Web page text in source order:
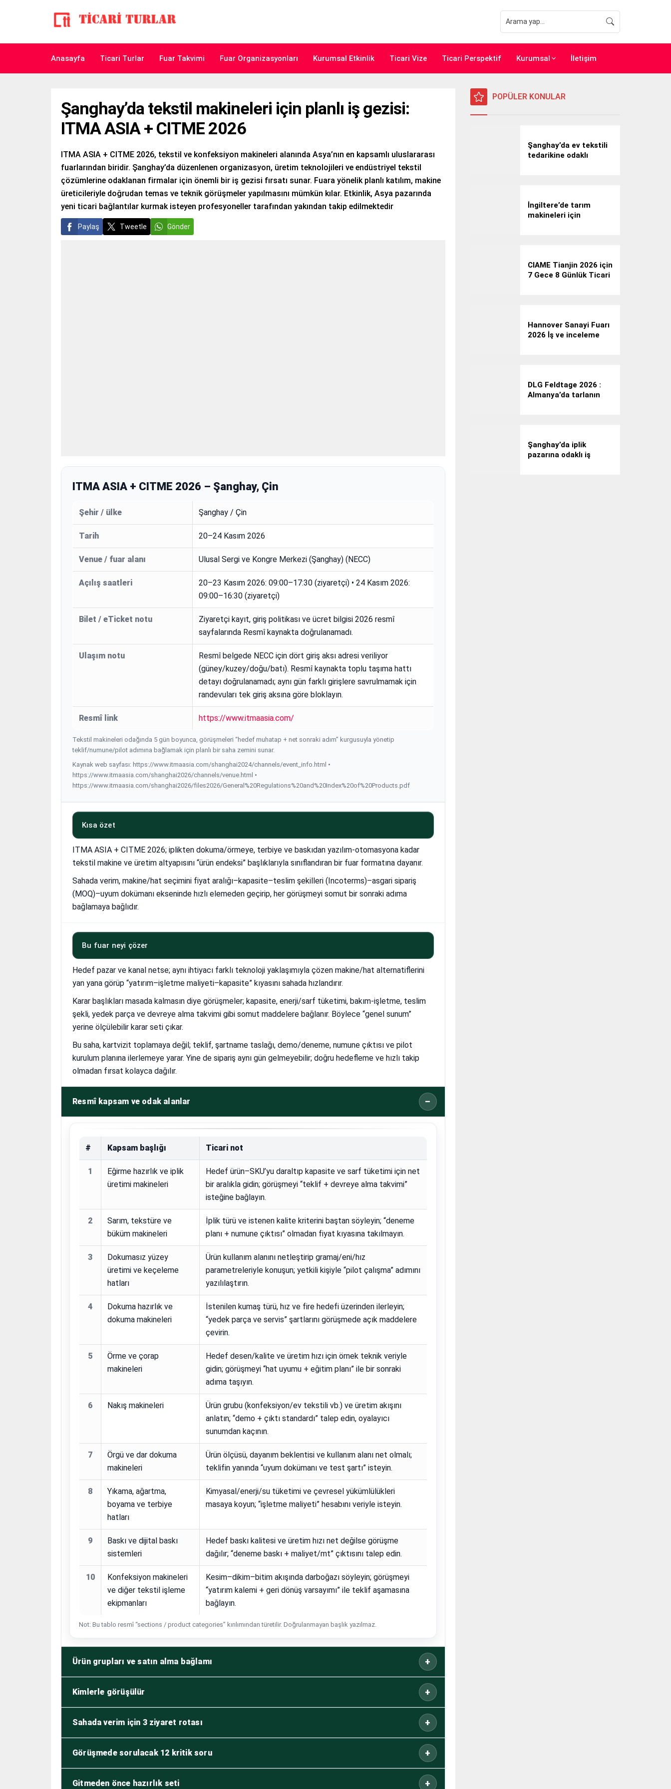
Anasayfa Ticari Turlar Fuar Takvimi Fuar Organizasyonları Kurumsal Etkinlik Ticari Vize Ticari Perspektif Kurumsal İletişim
Şanghay’da tekstil makineleri için planlı iş gezisi:
ITMA ASIA + CITME 2026
ITMA ASIA + CITME 2026, tekstil ve konfeksiyon makineleri alanında Asya’nın en kapsamlı uluslararası
fuarlarından biridir. Şanghay’da düzenlenen organizasyon, üretim teknolojileri ve endüstriyel tekstil
çözümlerine odaklanan firmalar için önemli bir iş gezisi fırsatı sunar. Fuara yönelik planlı katılım, makine
üreticileriyle doğrudan temas ve teknik görüşmeler yapılmasını mümkün kılar. Etkinlik, Asya pazarında
yeni ticari bağlantılar kurmak isteyen profesyoneller tarafından yakından takip edilmektedir
Paylaş Tweetle Gönder
ITMA ASIA + CITME 2026 – Şanghay, Çin
Şehir / ülke Şanghay / Çin
Tarih 20–24 Kasım 2026
Venue / fuar alanı Ulusal Sergi ve Kongre Merkezi (Şanghay) (NECC)
Açılış saatleri
20–23 Kasım 2026: 09:00–17:30 (ziyaretçi) • 24 Kasım 2026:
09:00–16:30 (ziyaretçi)
Bilet / eTicket notu
Ziyaretçi kayıt, giriş politikası ve ücret bilgisi 2026 resmî
sayfalarında Resmî kaynakta doğrulanamadı.
Ulaşım notu
Resmî belgede NECC için dört giriş aksı adresi veriliyor
(güney/kuzey/doğu/batı). Resmî kaynakta toplu taşıma hattı
detayı doğrulanamadı; aynı gün farklı girişlere savrulmamak için
randevuları tek giriş aksına göre bloklayın.
Resmî link https://www.itmaasia.com/
Tekstil makineleri odağında 5 gün boyunca, görüşmeleri “hedef muhatap + net sonraki adım” kurgusuyla yönetip
teklif/numune/pilot adımına bağlamak için planlı bir saha zemini sunar.
Kaynak web sayfası: https://www.itmaasia.com/shanghai2024/channels/event_info.html •
https://www.itmaasia.com/shanghai2026/channels/venue.html •
https://www.itmaasia.com/shanghai2026/files2026/General%20Regulations%20and%20Index%20of%20Products.pdf
Kısa özet
ITMA ASIA + CITME 2026; iplikten dokuma/örmeye, terbiye ve baskıdan yazılım-otomasyona kadar
tekstil makine ve üretim altyapısını “ürün endeksi” başlıklarıyla sınıflandıran bir fuar formatına dayanır.
Sahada verim, makine/hat seçimini fiyat aralığı–kapasite–teslim şekilleri (Incoterms)–asgari sipariş
(MOQ)–uyum dokümanı ekseninde hızlı elemeden geçirip, her görüşmeyi somut bir sonraki adıma
bağlamaya bağlıdır.
Bu fuar neyi çözer
Hedef pazar ve kanal netse; aynı ihtiyacı farklı teknoloji yaklaşımıyla çözen makine/hat alternatiflerini
yan yana görüp “yatırım–işletme maliyeti–kapasite” kıyasını sahada hızlandırır.
Karar başlıkları masada kalmasın diye görüşmeler; kapasite, enerji/sarf tüketimi, bakım-işletme, teslim
şekli, yedek parça ve devreye alma takvimi gibi somut maddelere bağlanır. Böylece “genel sunum”
yerine ölçülebilir karar seti çıkar.
Bu saha, kartvizit toplamaya değil; teklif, şartname taslağı, demo/deneme, numune çıktısı ve pilot
kurulum planına ilerlemeye yarar. Yine de sipariş aynı gün gelmeyebilir; doğru hedefleme ve hızlı takip
olmadan fırsat kolayca dağılır.
Resmî kapsam ve odak alanlar
# Kapsam başlığı Ticari not
1
Eğirme hazırlık ve iplik
üretimi makineleri
Hedef ürün–SKU’yu daraltıp kapasite ve sarf tüketimi için net
bir aralıkla gidin; görüşmeyi “teklif + devreye alma takvimi”
isteğine bağlayın.
2
Sarım, tekstüre ve
büküm makineleri
İplik türü ve istenen kalite kriterini baştan söyleyin; “deneme
planı + numune çıktısı” olmadan fiyat kıyasına takılmayın.
3
Dokumasız yüzey
üretimi ve keçeleme
hatları
Ürün kullanım alanını netleştirip gramaj/eni/hız
parametreleriyle konuşun; yetkili kişiyle “pilot çalışma” adımını
yazılılaştırın.
4
Dokuma hazırlık ve
dokuma makineleri
İstenilen kumaş türü, hız ve fire hedefi üzerinden ilerleyin;
“yedek parça ve servis” şartlarını görüşmede açık maddelere
çevirin.
5
Örme ve çorap
makineleri
Hedef desen/kalite ve üretim hızı için örnek teknik veriyle
gidin; görüşmeyi “hat uyumu + eğitim planı” ile bir sonraki
adıma taşıyın.
6 Nakış makineleri
Ürün grubu (konfeksiyon/ev tekstili vb.) ve üretim akışını
anlatın; “demo + çıktı standardı” talep edin, oyalayıcı
sunumdan kaçının.
7
Örgü ve dar dokuma
makineleri
Ürün ölçüsü, dayanım beklentisi ve kullanım alanı net olmalı;
teklifin yanında “uyum dokümanı ve test şartı” isteyin.
8
Yıkama, ağartma,
boyama ve terbiye
hatları
Kimyasal/enerji/su tüketimi ve çevresel yükümlülükleri
masaya koyun; “işletme maliyeti” hesabını veriyle isteyin.
9
Baskı ve dijital baskı
sistemleri
Hedef baskı kalitesi ve üretim hızı net değilse görüşme
dağılır; “deneme baskı + maliyet/mt” çıktısını talep edin.
10
Konfeksiyon makineleri
ve diğer tekstil işleme
ekipmanları
Kesim–dikim–bitim akışında darboğazı söyleyin; görüşmeyi
“yatırım kalemi + geri dönüş varsayımı” ile teklif aşamasına
bağlayın.
Not: Bu tablo resmî “sections / product categories” kırılımından türetilir. Doğrulanmayan başlık yazılmaz.
Ürün grupları ve satın alma bağlamı
Kimlerle görüşülür
Sahada verim için 3 ziyaret rotası
Görüşmede sorulacak 12 kritik soru
Gitmeden önce hazırlık seti
POPÜLER KONULAR
Şanghay’da ev tekstili
tedarikine odaklı
İngiltere’de tarım
makineleri için
CIAME Tianjin 2026 için
7 Gece 8 Günlük Ticari
Hannover Sanayi Fuarı
2026 İş ve inceleme
DLG Feldtage 2026 :
Almanya’da tarlanın
Şanghay’da iplik
pazarına odaklı iş